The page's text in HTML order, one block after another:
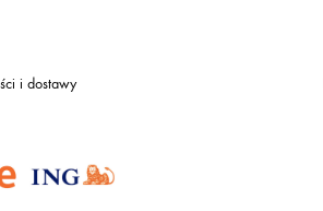
i dostawy